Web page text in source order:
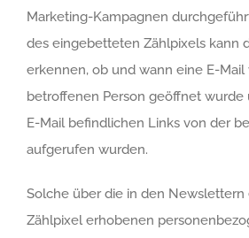
Marketing-Kampagnen
des eingebetteten Zählpixels kann
erkennen, ob und wann eine E-Mail
betroffenen Person geöffnet
E-Mail befindlichen Links von der
aufgerufen wurden.
Solche über die in den
Zählpixel erhobenen